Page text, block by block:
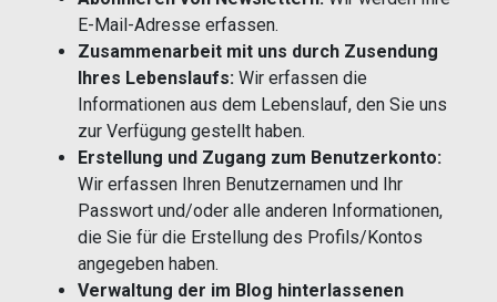
E-Mail-Adresse erfassen.
Zusammenarbeit mit uns durch Zusendung
Ihres Lebenslaufs: Wir erfassen die
Informationen aus dem Lebenslauf, den Sie uns
zur Verfügung gestellt haben.
Erstellung und Zugang zum Benutzerkonto:
Wir erfassen Ihren Benutzernamen und Ihr
Passwort und/oder alle anderen Informationen,
die Sie für die Erstellung des Profils/Kontos
angegeben haben.
Verwaltung der im Blog hinterlassenen